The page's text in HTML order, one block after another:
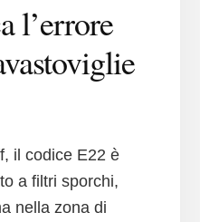
l’errore
il codice E22 è
a filtri sporchi,
nella zona di